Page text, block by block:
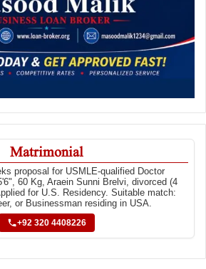
Matrimonial
proposal for USMLE-qualified Doctor
60 Kg, Araein Sunni Brelvi, divorced (4
for U.S. Residency. Suitable match:
or Businessman residing in USA.
+92 320 4408226